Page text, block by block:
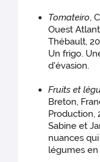
Tomateiro,
Ouest
Thébault,
Un frigo.
d'évasion.
Fruits et
Breton,
Production,
Sabine et
nuances
légumes en